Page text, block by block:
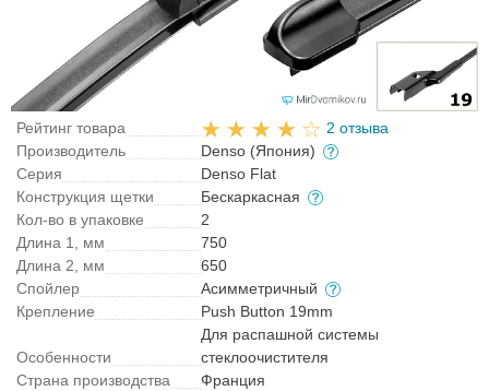
Рейтинг товара
2 отзыва
Производитель
Denso (Япония)
Серия
Denso Flat
Конструкция щетки
Бескаркасная
Кол-во в упаковке
2
Длина 1, мм
750
Длина 2, мм
650
Спойлер
Асимметричный
Крепление
Push Button 19mm
Особенности
Для распашной системы
стеклоочистителя
Страна производства
Франция